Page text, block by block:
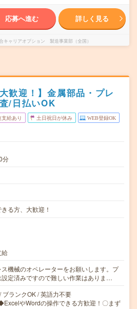
応募へ進む 詳しく見る
キャリアオプション 製造事業部（全国）
歓迎！】金属部品・プレ
/日払いOK
給あり 土日祝日が休み WEB登録OK
分
る方、大歓迎！
給
機械のオペレーターをお願いします。プ
設定済みですので難しい作業はありま…
ブランクOK / 英語力不要
やWordの操作できる方歓迎！〇まず